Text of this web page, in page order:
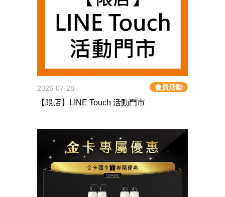
2026-07-28 會員活動
【限店】LINE Touch 活動門市